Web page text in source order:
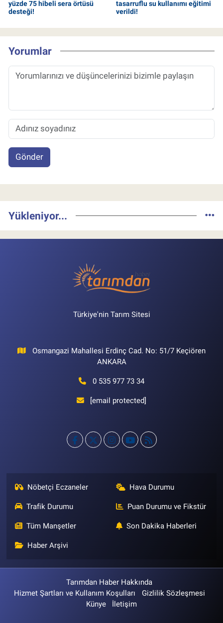
yüzde 75 hibeli sera örtüsü
desteği!
tasarruflu su kullanımı eğitimi
verildi!
Yorumlar
Gönder
Yükleniyor...
Türkiye'nin Tarım Sitesi
Osmangazi Mahallesi Erdinç Cad. No: 51/7 Keçiören
ANKARA
0 535 977 73 34
[email protected]
Nöbetçi Eczaneler Hava Durumu
Trafik Durumu Puan Durumu ve Fikstür
Tüm Manşetler Son Dakika Haberleri
Haber Arşivi
Tarımdan Haber Hakkında
Hizmet Şartları ve Kullanım Koşulları
Gizlilik Sözleşmesi
Künye
İletişim